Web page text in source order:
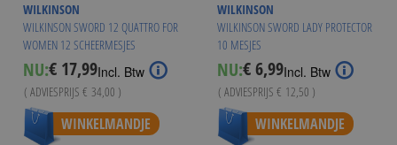
WILKINSON
WILKINSON SWORD 12 QUATTRO FOR
WOMEN 12 SCHEERMESJES
NU:Special
Price
€ 17,99Incl. Btw
( ADVIESPRIJS € 34,00 )
Vanaf € 16,49
WINKELMANDJE
WILKINSON
WILKINSON SWORD LADY PROTECTOR
10 MESJES
NU:Special
Price
€ 6,99Incl. Btw
( ADVIESPRIJS € 12,50 )
Vanaf € 6,49
WINKELMANDJE